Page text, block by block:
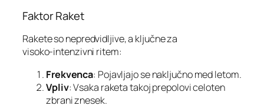
Faktor Raket
Rakete so nepredvidljive, a ključne za
visoko‑intenzivni ritem:
Frekvenca: Pojavljajo se naključno med letom.
Vpliv: Vsaka raketa takoj prepolovi celoten
zbrani znesek.